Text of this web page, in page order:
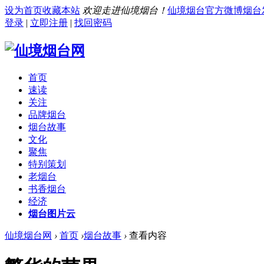
设为首页收藏本站 欢迎走进仙境烟台！ 仙境烟台官方微博烟台
登录 | 立即注册 | 找回密码
首页
速读
关注
品牌烟台
烟台故事
文化
聚焦
特别策划
老烟台
书香烟台
经济
烟台图片云
仙境烟台网 › 首页 ›烟台故事 › 查看内容